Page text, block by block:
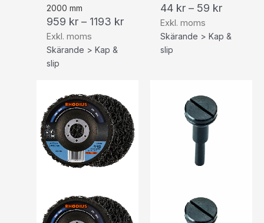
2000 mm
959 kr – 1193 kr
Exkl. moms
Skärande > Kap &
slip
44 kr – 59 kr
Exkl. moms
Skärande > Kap &
slip
127 kr159 kr
till
158 kr198 kr